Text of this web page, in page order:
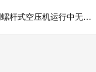
鑫钻小知识|说明螺杆式空压机运行中无法加载的原因，如何处理?